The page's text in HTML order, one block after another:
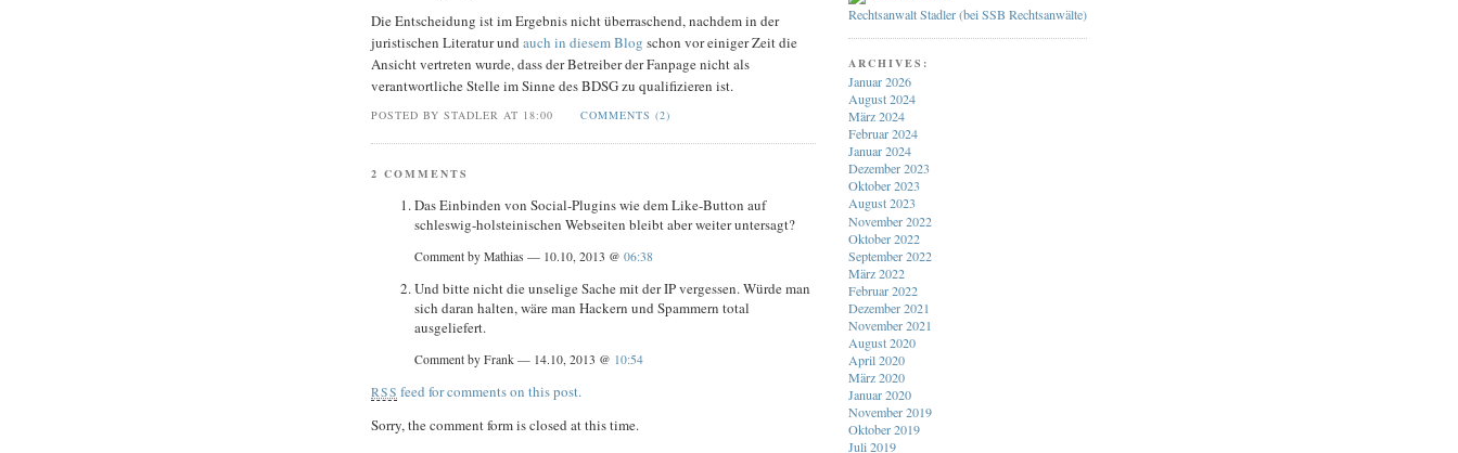
Die Entscheidung ist im Ergebnis nicht überraschend, nachdem in der
juristischen Literatur und auch in diesem Blog schon vor einiger Zeit die
Ansicht vertreten wurde, dass der Betreiber der Fanpage nicht als
verantwortliche Stelle im Sinne des BDSG zu qualifizieren ist.
POSTED BY STADLER AT 18:00 COMMENTS (2)
2 COMMENTS
Das Einbinden von Social-Plugins wie dem Like-Button auf
schleswig-holsteinischen Webseiten bleibt aber weiter untersagt?
Comment by Mathias — 10.10, 2013 @ 06:38
Und bitte nicht die unselige Sache mit der IP vergessen. Würde man
sich daran halten, wäre man Hackern und Spammern total
ausgeliefert.
Comment by Frank — 14.10, 2013 @ 10:54
RSS feed for comments on this post.
Sorry, the comment form is closed at this time.
Rechtsanwalt Stadler (bei SSB Rechtsanwälte)
ARCHIVES:
Januar 2026
August 2024
März 2024
Februar 2024
Januar 2024
Dezember 2023
Oktober 2023
August 2023
November 2022
Oktober 2022
September 2022
März 2022
Februar 2022
Dezember 2021
November 2021
August 2020
April 2020
März 2020
Januar 2020
November 2019
Oktober 2019
Juli 2019